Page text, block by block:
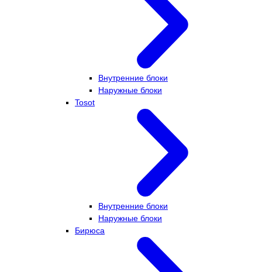
Внутренние блоки
Наружные блоки
Tosot
Внутренние блоки
Наружные блоки
Бирюса